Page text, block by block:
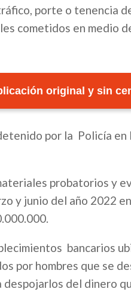
porte o tenencia
cometidos en medio
original y sin
por la Policía en
probatorios y
y junio del año 2022
bancarios
por hombres que se
del dinero